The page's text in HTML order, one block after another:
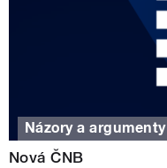
Názory a argumenty
Nová ČNB